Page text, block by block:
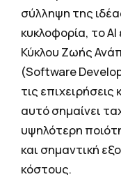
σύλληψη της
κυκλοφορία, το
Κύκλου Ζωής
(Software
τις
αυτό σημαίνει
υψηλότερη
και σημαντική
κόστους.